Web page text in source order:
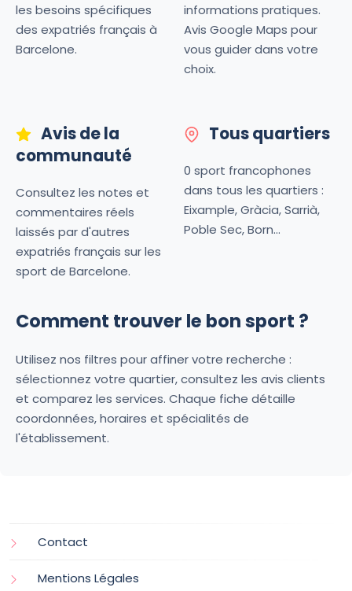
les besoins spécifiques
des expatriés français à
Barcelone.
informations pratiques.
Avis Google Maps pour
vous guider dans votre
choix.
Avis de la
communauté
Consultez les notes et
commentaires réels
laissés par d'autres
expatriés français sur les
sport de Barcelone.
Tous quartiers
0 sport francophones
dans tous les quartiers :
Eixample, Gràcia, Sarrià,
Poble Sec, Born...
Comment trouver le bon sport ?
Utilisez nos filtres pour affiner votre recherche :
sélectionnez votre quartier, consultez les avis clients
et comparez les services. Chaque fiche détaille
coordonnées, horaires et spécialités de
l'établissement.
Contact
Mentions Légales